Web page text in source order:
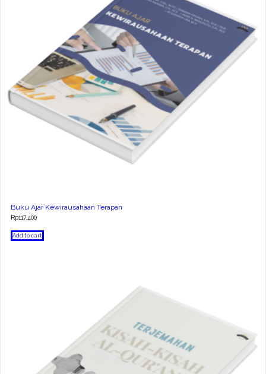
Buku Ajar Kewirausahaan Terapan
Rp117.400
Add to cart